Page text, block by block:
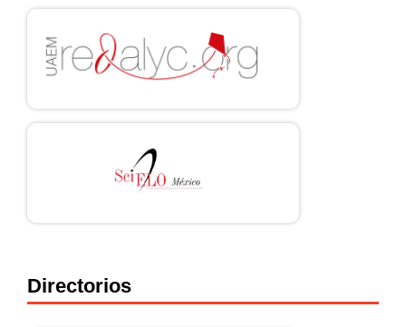
Directorios